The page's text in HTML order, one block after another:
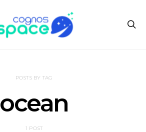
POSTS BY TAG
ocean
1 POST